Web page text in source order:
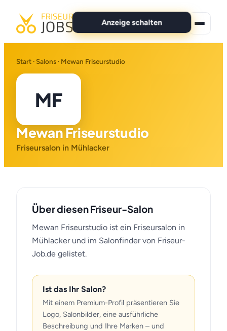
Anzeige schalten
Alle Jobs
Für Bewerber
Marken
Start · Salons · Mewan Friseurstudio
MF
Mewan Friseurstudio
Friseursalon in Mühlacker
Über diesen Friseur-Salon
Mewan Friseurstudio ist ein Friseursalon in
Mühlacker und im Salonfinder von Friseur-
Job.de gelistet.
Ist das Ihr Salon?
Mit einem Premium-Profil präsentieren Sie
Logo, Salonbilder, eine ausführliche
Beschreibung und Ihre Marken – und